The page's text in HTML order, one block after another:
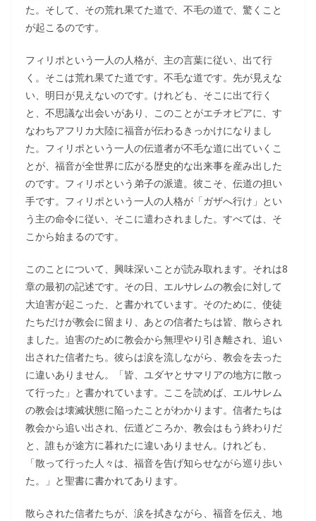
た。そして、その荒れ果てた道で、不毛の道で、驚くこと
が起こるのです。
フィリポという一人の人格が、主の言葉に従い、出て行
く。そこは荒れ果てた道です。不毛な道です。先が見えな
い、明日が見えないのです。けれども、そこに出て行く
と、不思議な出会いがあり、このことがエチオピアに、す
なわちアフリカ大陸に福音が伝わるきっかけになりまし
た。フィリポという一人の伝道者が不毛な道に出ていくこ
とが、福音が全世界に広がる歴史的な出来事を産み出した
のです。フィリポという弟子の派遣。彼こそ、伝道の担い
手です。フィリポという一人の人格が「ガザへ行け」とい
う主の命令に従い、そこに遣わされました。すべては、そ
こから始まるのです。
このことについて、興味深いことが読み取れます。それは8
章の最初の記述です。その日、エルサレムの教会に対して
大迫害が起こった、と書かれています。そのために、使徒
たちだけが教会に留まり、あとの信者たちは皆、散らされ
ました。迫害のために教会から無理やり引き離され、追い
出された信者たち。彼らは涙を流しながら、教会を去った
に違いありません。「皆、ユダヤとサマリアの地方に散っ
て行った」と書かれています。ここを読めば、エルサレム
の教会は壊滅状態に陥ったことがわかります。信者たちは
教会から追い出され、伝道どころか、教会はもう終わりだ
と、誰もが途方に暮れたに違いありません。けれども、
「散って行った人々は、福音を告げ知らせながら巡り歩い
た。」と聖書に書かれてあります。
散らされた信者たちが、涙を拭きながら、福音を伝え、地